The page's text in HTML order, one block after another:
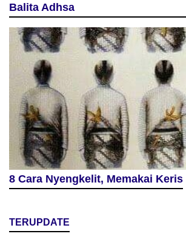
Balita Adhsa
8 Cara Nyengkelit, Memakai Keris
TERUPDATE